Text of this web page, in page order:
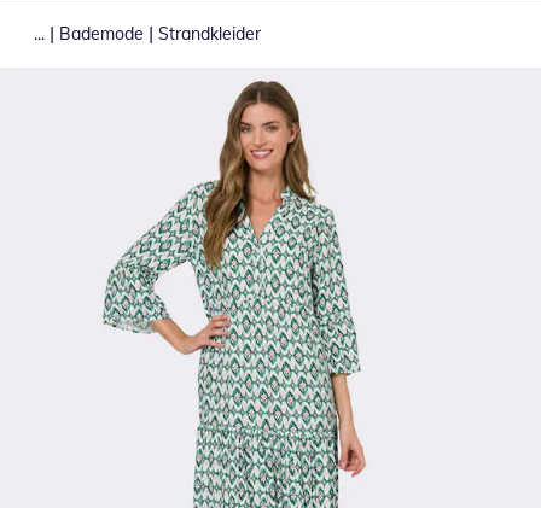
... | Bademode | Strandkleider